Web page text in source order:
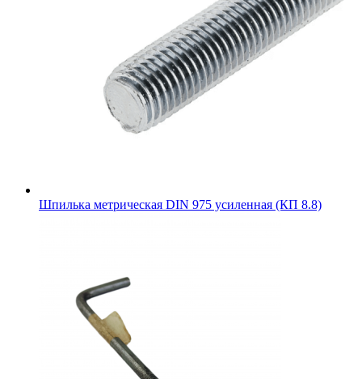
Шпилька метрическая DIN 975 усиленная (КП 8.8)